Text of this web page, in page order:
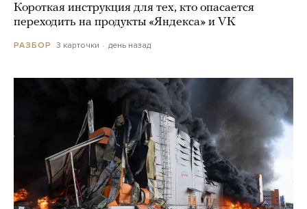
Короткая инструкция для тех, кто опасается
переходить на продукты «Яндекса» и VK
РАЗБОР 3 карточки день назад